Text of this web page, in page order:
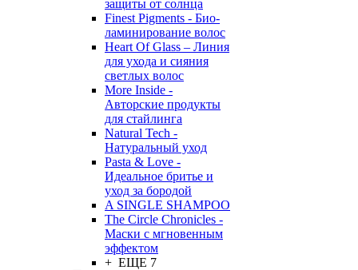
защиты от солнца
Finest Pigments - Био-
ламинирование волос
Heart Of Glass – Линия
для ухода и сияния
светлых волос
More Inside -
Авторские продукты
для стайлинга
Natural Tech -
Натуральный уход
Pasta & Love -
Идеальное бритье и
уход за бородой
A SINGLE SHAMPOO
The Circle Chronicles -
Маски с мгновенным
эффектом
+ ЕЩЕ 7